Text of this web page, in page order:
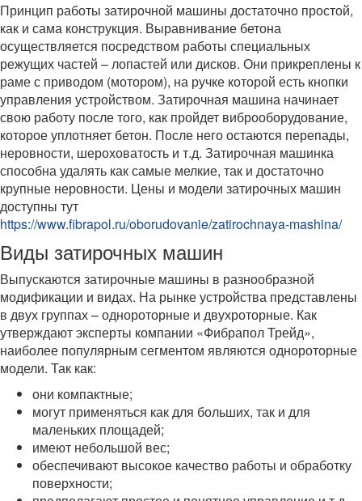
Принцип работы затирочной машины достаточно простой,
как и сама конструкция. Выравнивание бетона
осуществляется посредством работы специальных
режущих частей – лопастей или дисков. Они прикреплены к
раме с приводом (мотором), на ручке которой есть кнопки
управления устройством. Затирочная машина начинает
свою работу после того, как пройдет виброоборудование,
которое уплотняет бетон. После него остаются перепады,
неровности, шероховатость и т.д. Затирочная машинка
способна удалять как самые мелкие, так и достаточно
крупные неровности. Цены и модели затирочных машин
доступны тут
https://www.fibrapol.ru/oborudovanie/zatirochnaya-mashina/
Виды затирочных машин
Выпускаются затирочные машины в разнообразной
модификации и видах. На рынке устройства представлены
в двух группах – однороторные и двухроторные. Как
утверждают эксперты компании «Фибрапол Трейд»,
наиболее популярным сегментом являются однороторные
модели. Так как:
они компактные;
могут применяться как для больших, так и для
маленьких площадей;
имеют небольшой вес;
обеспечивают высокое качество работы и обработку
поверхности;